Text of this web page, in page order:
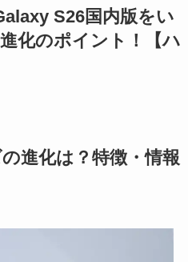
S26国内版をい
化のポイント！【ハ
進化は？特徴・情報